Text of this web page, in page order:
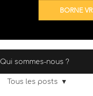
BORNE VR
Qui sommes-nous ?
Tous les posts